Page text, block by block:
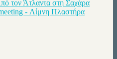
τον Άτλαντα στη Σαχάρα
- Λίμνη Πλαστήρα